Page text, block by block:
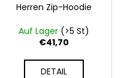
Herren Zip-Hoodie
Auf Lager (>5 St)
€41,70
DETAIL